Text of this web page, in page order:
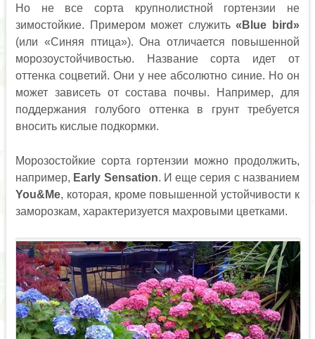
Но не все сорта крупнолистной гортензии не
зимостойкие. Примером может служить«Blue bird»
(или «Синяя птица»). Она отличается повышенной
морозоустойчивостью. Название сорта идет от
оттенка соцветий. Они у нее абсолютно синие. Но он
может зависеть от состава почвы. Например, для
поддержания голубого оттенка в грунт требуется
вносить кислые подкормки.
Морозостойкие сорта гортензии можно продолжить,
например, Early Sensation. И еще серия с названием
You&Me, которая, кроме повышенной устойчивости к
заморозкам, характеризуется махровыми цветками.